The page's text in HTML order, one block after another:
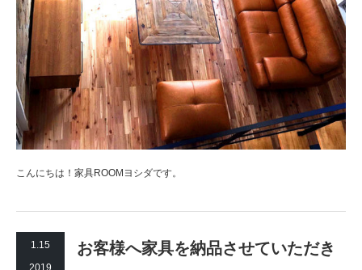
こんにちは！家具ROOMヨシダです。
1.15
2019
お客様へ家具を納品させていただき